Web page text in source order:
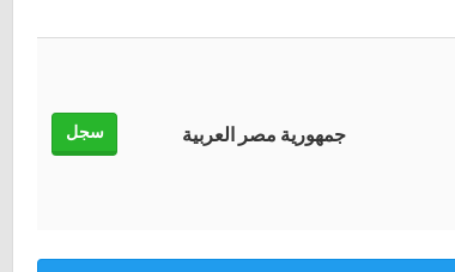
جمهورية مصر العربية سجل